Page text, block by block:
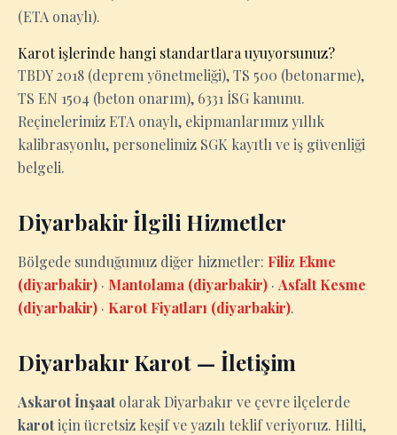
(ETA onaylı).
Karot işlerinde hangi standartlara uyuyorsunuz?
TBDY 2018 (deprem yönetmeliği), TS 500 (betonarme),
TS EN 1504 (beton onarım), 6331 İSG kanunu.
Reçinelerimiz ETA onaylı, ekipmanlarımız yıllık
kalibrasyonlu, personelimiz SGK kayıtlı ve iş güvenliği
belgeli.
Diyarbakir İlgili Hizmetler
Bölgede sunduğumuz diğer hizmetler: Filiz Ekme
(diyarbakir) · Mantolama (diyarbakir) · Asfalt Kesme
(diyarbakir) · Karot Fiyatları (diyarbakir).
Diyarbakır Karot — İletişim
Askarot İnşaatolarak Diyarbakır ve çevre ilçelerde
karotiçin ücretsiz keşif ve yazılı teklif veriyoruz. Hilti,